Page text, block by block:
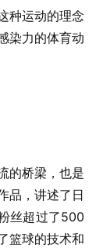
种运动的理念
染力的体育动
的桥梁，也是
品，讲述了日
丝超过了500
篮球的技术和